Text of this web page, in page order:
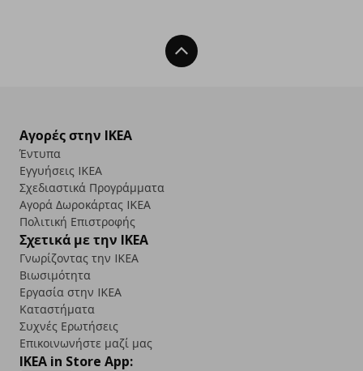
Back To Top
Αγορές στην IKEA
Έντυπα
Εγγυήσεις IKEA
Σχεδιαστικά Προγράμματα
Αγορά Δωρoκάρτας IKEA
Πολιτική Επιστροφής
Σχετικά με την IKEA
Γνωρίζοντας την IKEA
Βιωσιμότητα
Εργασία στην IKEA
Καταστήματα
Συχνές Ερωτήσεις
Επικοινωνήστε μαζί μας
IKEA in Store App: